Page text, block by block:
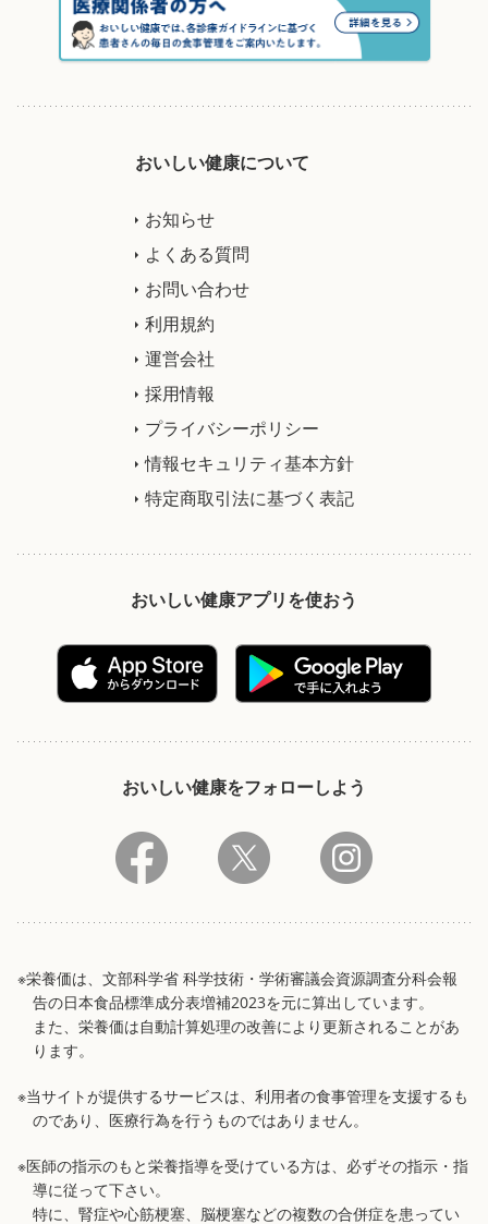
おいしい健康について
お知らせ
よくある質問
お問い合わせ
利用規約
運営会社
採用情報
プライバシーポリシー
情報セキュリティ基本方針
特定商取引法に基づく表記
おいしい健康アプリを使おう
おいしい健康をフォローしよう
※栄養価は、文部科学省 科学技術・学術審議会資源調査分科会報
告の日本食品標準成分表増補2023を元に算出しています。
また、栄養価は自動計算処理の改善により更新されることがあ
ります。
※当サイトが提供するサービスは、利用者の食事管理を支援するも
のであり、医療行為を行うものではありません。
※医師の指示のもと栄養指導を受けている方は、必ずその指示・指
導に従って下さい。
特に、腎症や心筋梗塞、脳梗塞などの複数の合併症を患ってい